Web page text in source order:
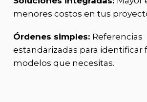
menores costos en tus
Órdenes simples: Referencias
estandarizadas para identificar
modelos que necesitas.